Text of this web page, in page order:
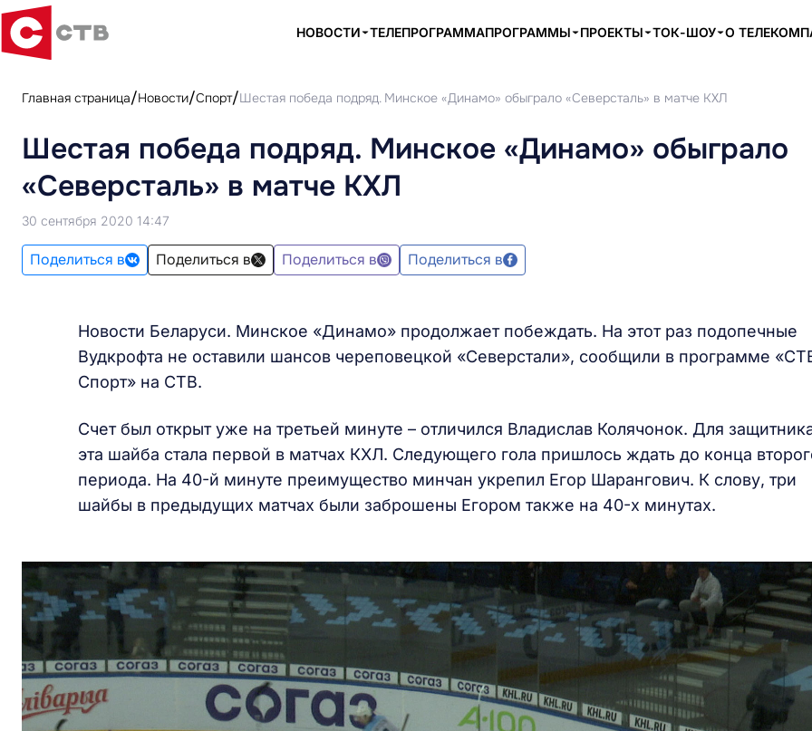
НОВОСТИ ТЕЛЕПРОГРАММАПРОГРАММЫ ПРОЕКТЫ ТОК-ШОУ О
Главная страница Новости Спорт Шестая победа подряд. Минское «Динамо» обыграло «Северсталь» в матче КХЛ
Шестая победа подряд. Минское «Динамо» обыграло
«Северсталь» в матче КХЛ
30 сентября 2020 14:47
Поделиться в Поделиться в Поделиться в Поделиться в
Новости Беларуси. Минское «Динамо» продолжает побеждать. На этот раз подопечные
Вудкрофта не оставили шансов череповецкой «Северстали», сообщили в программе
Спорт» на СТВ.
Счет был открыт уже на третьей минуте – отличился Владислав Колячонок. Для
эта шайба стала первой в матчах КХЛ. Следующего гола пришлось ждать до конца
периода. На 40-й минуте преимущество минчан укрепил Егор Шарангович. К слову, три
шайбы в предыдущих матчах были заброшены Егором также на 40-х минутах.